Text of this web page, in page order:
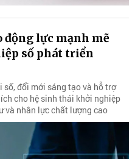
động lực mạnh mẽ
số phát triển
số, đổi mới sáng tạo và hỗ trợ
cho hệ sinh thái khởi nghiệp
và nhân lực chất lượng cao